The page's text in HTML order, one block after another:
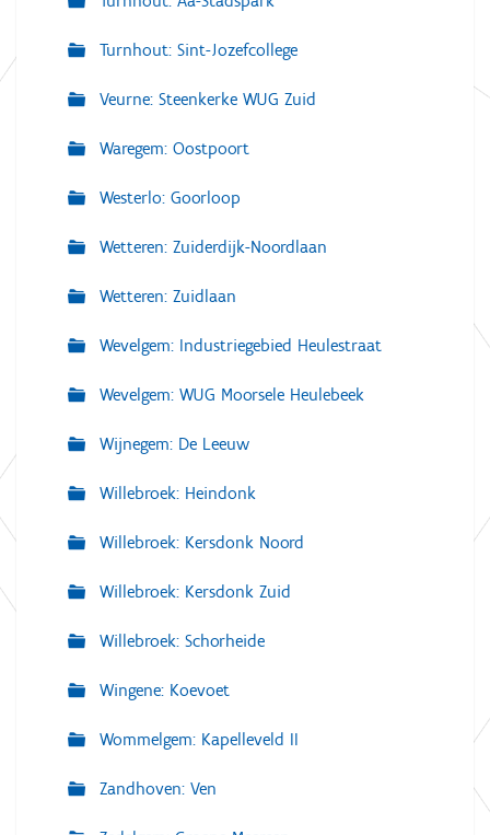
Turnhout: Sint-Jozefcollege
Veurne: Steenkerke WUG Zuid
Waregem: Oostpoort
Westerlo: Goorloop
Wetteren: Zuiderdijk-Noordlaan
Wetteren: Zuidlaan
Wevelgem: Industriegebied Heulestraat
Wevelgem: WUG Moorsele Heulebeek
Wijnegem: De Leeuw
Willebroek: Heindonk
Willebroek: Kersdonk Noord
Willebroek: Kersdonk Zuid
Willebroek: Schorheide
Wingene: Koevoet
Wommelgem: Kapelleveld II
Zandhoven: Ven